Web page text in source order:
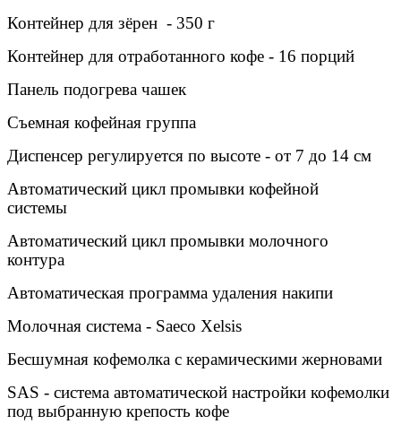
Контейнер для зёрен - 350 г
Контейнер для отработанного кофе - 16 порций
Панель подогрева чашек
Съемная кофейная группа
Диспенсер регулируется по высоте - от 7 до 14 см
Автоматический цикл промывки кофейной
системы
Автоматический цикл промывки молочного
контура
Автоматическая программа удаления накипи
Молочная система - Saeco Xelsis
Бесшумная кофемолка с керамическими жерновами
SAS - система автоматической настройки кофемолки
под выбранную крепость кофе